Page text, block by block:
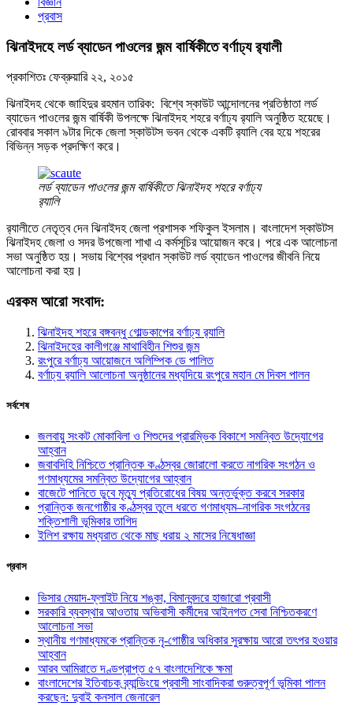
প্রবাস
ঝিনাইদহে লর্ড ব্যাডেন পাওলের জন্ম বার্ষিকীতে বর্ণাঢ্য র‌্যালী
প্রকাশিতঃ ফেব্রুয়ারি ২২, ২০১৫
ঝিনাইদহ থেকে জাহিদুর রহমান তারিক: বিশ্বে স্কাউট আন্দোলনের প্রতিষ্ঠাতা লর্ড
ব্যাডেন পাওলের জন্ম বার্ষিকী উপলক্ষে ঝিনাইদহ শহরে বর্ণাঢ্য র‌্যালি অনুষ্ঠিত হয়েছে।
রোববার সকাল ৯টার দিকে জেলা স্কাউটস ভবন থেকে একটি র‌্যালি বের হয়ে শহরের
বিভিন্ন সড়ক প্রদক্ষিণ করে।
লর্ড ব্যাডেন পাওলের জন্ম বার্ষিকীতে ঝিনাইদহ শহরে বর্ণাঢ্য
র‌্যালি
র‌্যালীতে নেতৃত্ব দেন ঝিনাইদহ জেলা প্রশাসক শফিকুল ইসলাম। বাংলাদেশ স্কাউটস
ঝিনাইদহ জেলা ও সদর উপজেলা শাখা এ কর্মসূচির আয়োজন করে। পরে এক আলোচনা
সভা অনুষ্ঠিত হয়। সভায় বিশ্বের প্রধান স্কাউট লর্ড ব্যাডেন পাওলের জীবনি নিয়ে
আলোচনা করা হয়।
এরকম আরো সংবাদ:
ঝিনাইদহ শহরে বঙ্গবন্ধু গোল্ডকাপের বর্ণাঢ্য র‌্যালি
ঝিনাইদহের কালীগঞ্জে মাথাবিহীন শিশুর জন্ম
রংপুরে বর্ণাঢ্য আয়োজনে অলিম্পিক ডে পালিত
বর্ণাঢ্য র‌্যালি আলোচনা অনুষ্ঠানের মধ্যদিয়ে রংপুরে মহান মে দিবস পালন
সর্বশেষ
জলবায়ু সংকট মোকাবিলা ও শিশুদের প্রারম্ভিক বিকাশে সমন্বিত উদ্যোগের
আহ্বান
জবাবদিহি নিশ্চিতে প্রান্তিক কণ্ঠস্বর জোরালো করতে নাগরিক সংগঠন ও
গণমাধ্যমের সমন্বিত উদ্যোগের আহ্বান
বাজেটে পানিতে ডুবে মৃত্যু প্রতিরোধের বিষয় অন্তর্ভুক্ত করবে সরকার
প্রান্তিক জনগোষ্ঠীর কণ্ঠস্বর তুলে ধরতে গণমাধ্যম–নাগরিক সংগঠনের
শক্তিশালী ভূমিকার তাগিদ
ইলিশ রক্ষায় মধ্যরাত থেকে মাছ ধরায় ২ মাসের নিষেধাজ্ঞা
প্রবাস
ভিসার মেয়াদ-ফ্লাইট নিয়ে শঙ্কা, বিমানবন্দরে হাজারো প্রবাসী
সরকারি ব্যবস্থার আওতায় অভিবাসী কর্মীদের আইনগত সেবা নিশ্চিতকরণে
আলোচনা সভা
স্থানীয় গণমাধ্যমকে প্রান্তিক নৃ-গোষ্ঠীর অধিকার সুরক্ষায় আরো তৎপর হওয়ার
আহ্বান
আরব আমিরাতে দণ্ডপ্রাপ্ত ৫৭ বাংলাদেশিকে ক্ষমা
বাংলাদেশের ইতিবাচক ব্র্যান্ডিংয়ে প্রবাসী সাংবাদিকরা গুরুত্বপূর্ণ ভূমিকা পালন
করছেন: দুবাই কনসাল জেনারেল